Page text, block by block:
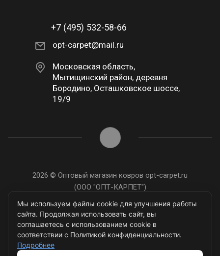
+7 (495) 532-58-66
opt-carpet@mail.ru
Московская область,
Мытищинский район, деревня
Бородино, Осташковское шоссе,
19/9
2026 © Оптовый магазин ковров opt-carpet.ru
(ООО "ОПТ-КАРПЕТ")
ИНН: 7743907105
Мы используем файлы cookie для улучшения работы
сайта. Продолжая использовать сайт, вы
соглашаетесь с использованием cookie в
соответствии с Политикой конфиденциальности.
Подробнее